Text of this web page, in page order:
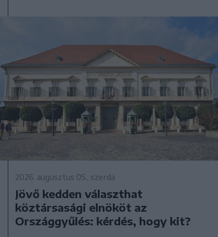
2026. augusztus 05., szerda
Jövő kedden választhat
köztársasági elnököt az
Országgyűlés: kérdés, hogy kit?